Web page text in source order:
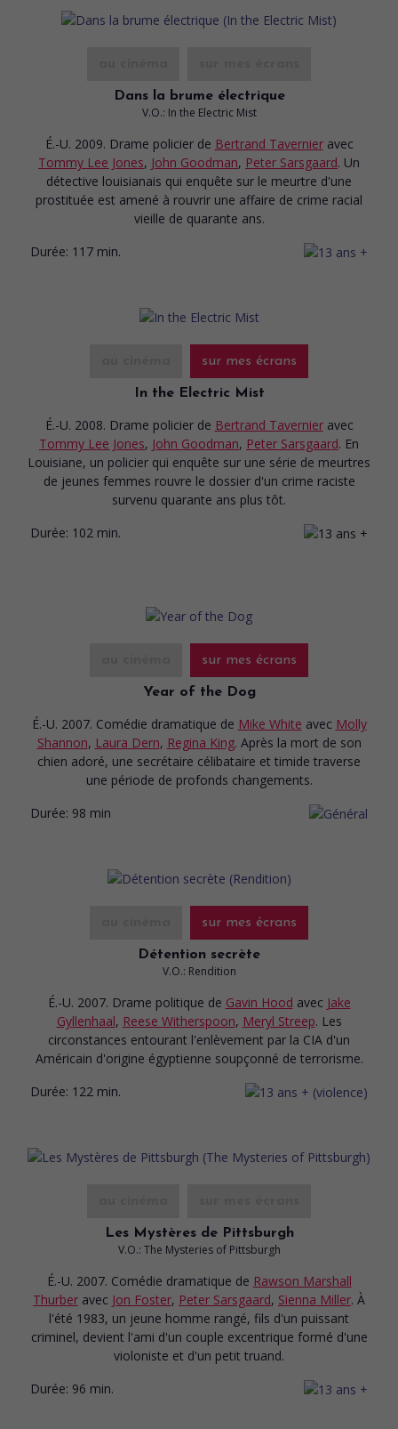
Dans la brume électrique
V.O.: In the Electric Mist
É.-U. 2009. Drame policier de Bertrand Tavernier avec
Tommy Lee Jones, John Goodman, Peter Sarsgaard. Un
détective louisianais qui enquête sur le meurtre d'une
prostituée est amené à rouvrir une affaire de crime racial
vieille de quarante ans.
Durée: 117 min.
sur mes écrans
In the Electric Mist
É.-U. 2008. Drame policier de Bertrand Tavernier avec
Tommy Lee Jones, John Goodman, Peter Sarsgaard. En
Louisiane, un policier qui enquête sur une série de meurtres
de jeunes femmes rouvre le dossier d'un crime raciste
survenu quarante ans plus tôt.
Durée: 102 min.
sur mes écrans
Year of the Dog
É.-U. 2007. Comédie dramatique de Mike White avec Molly
Shannon, Laura Dern, Regina King. Après la mort de son
chien adoré, une secrétaire célibataire et timide traverse
une période de profonds changements.
Durée: 98 min
sur mes écrans
Détention secrète
V.O.: Rendition
É.-U. 2007. Drame politique de Gavin Hood avec Jake
Gyllenhaal, Reese Witherspoon, Meryl Streep. Les
circonstances entourant l'enlèvement par la CIA d'un
Américain d'origine égyptienne soupçonné de terrorisme.
Durée: 122 min.
Les Mystères de Pittsburgh
V.O.: The Mysteries of Pittsburgh
É.-U. 2007. Comédie dramatique de Rawson Marshall
Thurber avec Jon Foster, Peter Sarsgaard, Sienna Miller. À
l'été 1983, un jeune homme rangé, fils d'un puissant
criminel, devient l'ami d'un couple excentrique formé d'une
violoniste et d'un petit truand.
Durée: 96 min.